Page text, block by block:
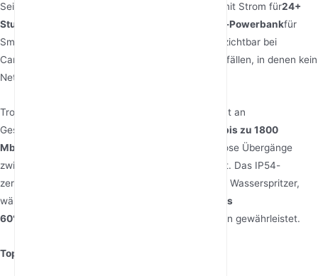
Sein riesiger Akku versorgt den Router nicht nur mit Strom für24+
Stunden
18W Schnelllade-Powerbankfür
Smartphones oder Tablets. Dies macht ihn unverzichtbar bei
Campingausflügen, Wanderexpeditionen oder Notfällen, in denen kein
Netzstrom verfügbar ist.
Trotz seines robusten Akkus spart der Router nicht an
Geschwindigkeit. Er liefert
WiFi 6 Durchsatz von bis zu 1800
Mbps
, was nahtlose Übergänge
zwischen NSA- und SA-Netzwerken gewährleistet. Das IP54-
zertifizierte Design ist beständig gegen Staub und Wasserspritzer,
während die
breite Betriebstemperatur (-20°C bis
60°C)
Zuverlässigkeit in Wüsten oder Bergregionen gewährleistet.
Top-Funktionen